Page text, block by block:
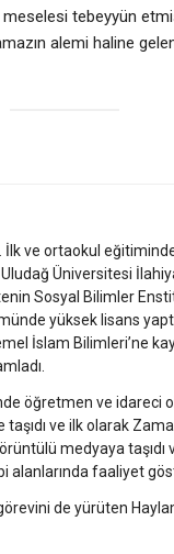
meselesi tebeyyün
alemi haline
İlk ve ortaokul
Üniversitesi
Sosyal Bilimler
yüksek lisans
İslam Bilimleri’ne
öğretmen ve idareci
ve ilk olarak
medyaya
alanlarında faaliyet
de yürüten